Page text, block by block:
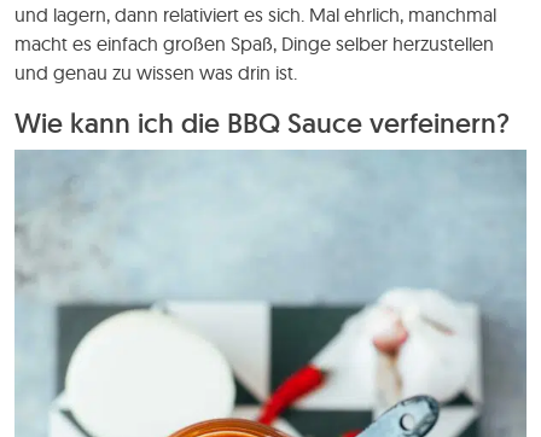
und lagern, dann relativiert es sich. Mal ehrlich, manchmal
macht es einfach großen Spaß, Dinge selber herzustellen
und genau zu wissen was drin ist.
Wie kann ich die BBQ Sauce verfeinern?